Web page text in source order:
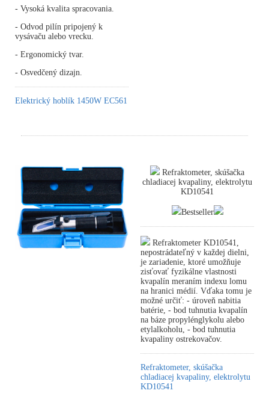
- Vysoká kvalita spracovania.
- Odvod pilín pripojený k
vysávaču alebo vrecku.
- Ergonomický tvar.
- Osvedčený dizajn.
Elektrický hoblík 1450W EC561
Refraktometer, skúšačka
chladiacej kvapaliny, elektrolytu
KD10541
Bestseller
Refraktometer KD10541,
nepostrádateľný v každej dielni,
je zariadenie, ktoré umožňuje
zisťovať fyzikálne vlastnosti
kvapalín meraním indexu lomu
na hranici médií. Vďaka tomu je
možné určiť: - úroveň nabitia
batérie, - bod tuhnutia kvapalín
na báze propylénglykolu alebo
etylalkoholu, - bod tuhnutia
kvapaliny ostrekovačov.
Refraktometer, skúšačka
chladiacej kvapaliny, elektrolytu
KD10541